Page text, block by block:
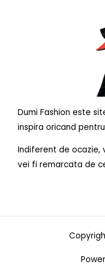
Dumi Fashion este
inspira oricand
Indiferent de ocazie,
vei fi remarcata de